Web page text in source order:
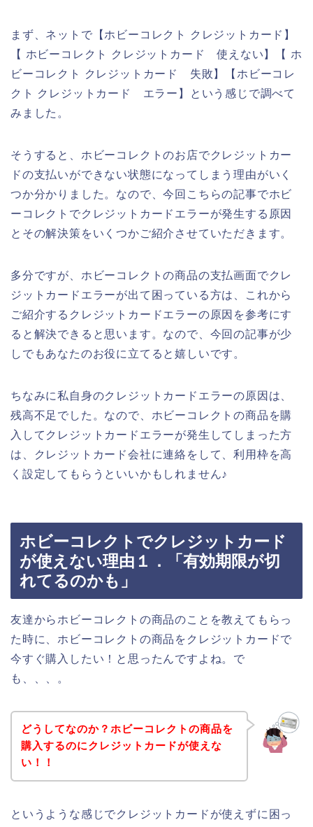
まず、ネットで【ホビーコレクト クレジットカード】
【 ホビーコレクト クレジットカード 使えない】【 ホ
ビーコレクト クレジットカード 失敗】【ホビーコレ
クト クレジットカード エラー】という感じで調べて
みました。
そうすると、ホビーコレクトのお店でクレジットカー
ドの支払いができない状態になってしまう理由がいく
つか分かりました。なので、今回こちらの記事でホビ
ーコレクトでクレジットカードエラーが発生する原因
とその解決策をいくつかご紹介させていただきます。
多分ですが、ホビーコレクトの商品の支払画面でクレ
ジットカードエラーが出て困っている方は、これから
ご紹介するクレジットカードエラーの原因を参考にす
ると解決できると思います。なので、今回の記事が少
しでもあなたのお役に立てると嬉しいです。
ちなみに私自身のクレジットカードエラーの原因は、
残高不足でした。なので、ホビーコレクトの商品を購
入してクレジットカードエラーが発生してしまった方
は、クレジットカード会社に連絡をして、利用枠を高
く設定してもらうといいかもしれません♪
ホビーコレクトでクレジットカード
が使えない理由１．「有効期限が切
れてるのかも」
友達からホビーコレクトの商品のことを教えてもらっ
た時に、ホビーコレクトの商品をクレジットカードで
今すぐ購入したい！と思ったんですよね。で
も、、、。
どうしてなのか？ホビーコレクトの商品を
購入するのにクレジットカードが使えな
い！！
というような感じでクレジットカードが使えずに困っ